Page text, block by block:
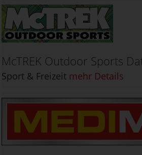
McTREK Outdoor Sports
Sport & Freizeit mehr Details